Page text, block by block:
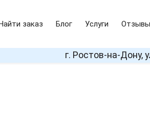
заказ Блог Услуги Отзывы
г. Ростов-на-Дону,